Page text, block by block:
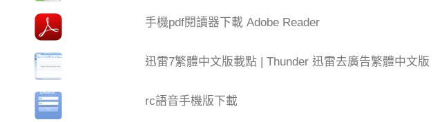
手機pdf閱讀器下載 Adobe Reader
迅雷7繁體中文版載點 | Thunder 迅雷去廣告繁體中文版
rc語音手機版下載